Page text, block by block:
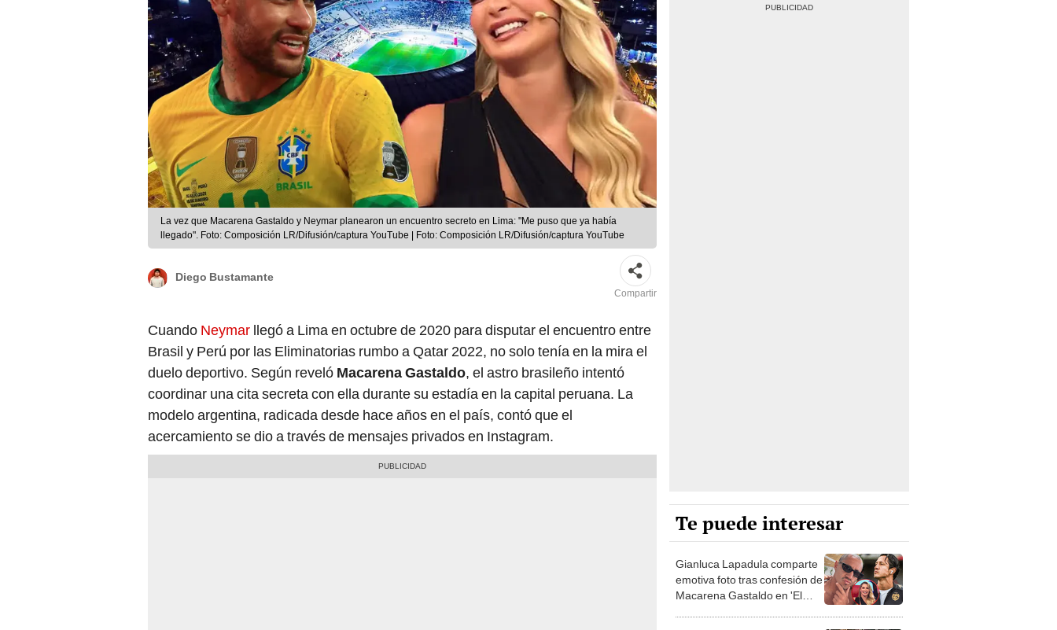
La vez que Macarena Gastaldo y Neymar planearon un encuentro secreto en Lima: "Me puso que ya había
llegado". Foto: Composición LR/Difusión/captura YouTube | Foto: Composición LR/Difusión/captura YouTube
Diego Bustamante
Compartir
Cuando Neymar llegó a Lima en octubre de 2020 para disputar el encuentro entre
Brasil y Perú por las Eliminatorias rumbo a Qatar 2022, no solo tenía en la mira el
duelo deportivo. Según reveló Macarena Gastaldo, el astro brasileño intentó
coordinar una cita secreta con ella durante su estadía en la capital peruana. La
modelo argentina, radicada desde hace años en el país, contó que el
acercamiento se dio a través de mensajes privados en Instagram.
Te puede interesar
Gianluca Lapadula comparte
emotiva foto tras confesión de
Macarena Gastaldo en 'El